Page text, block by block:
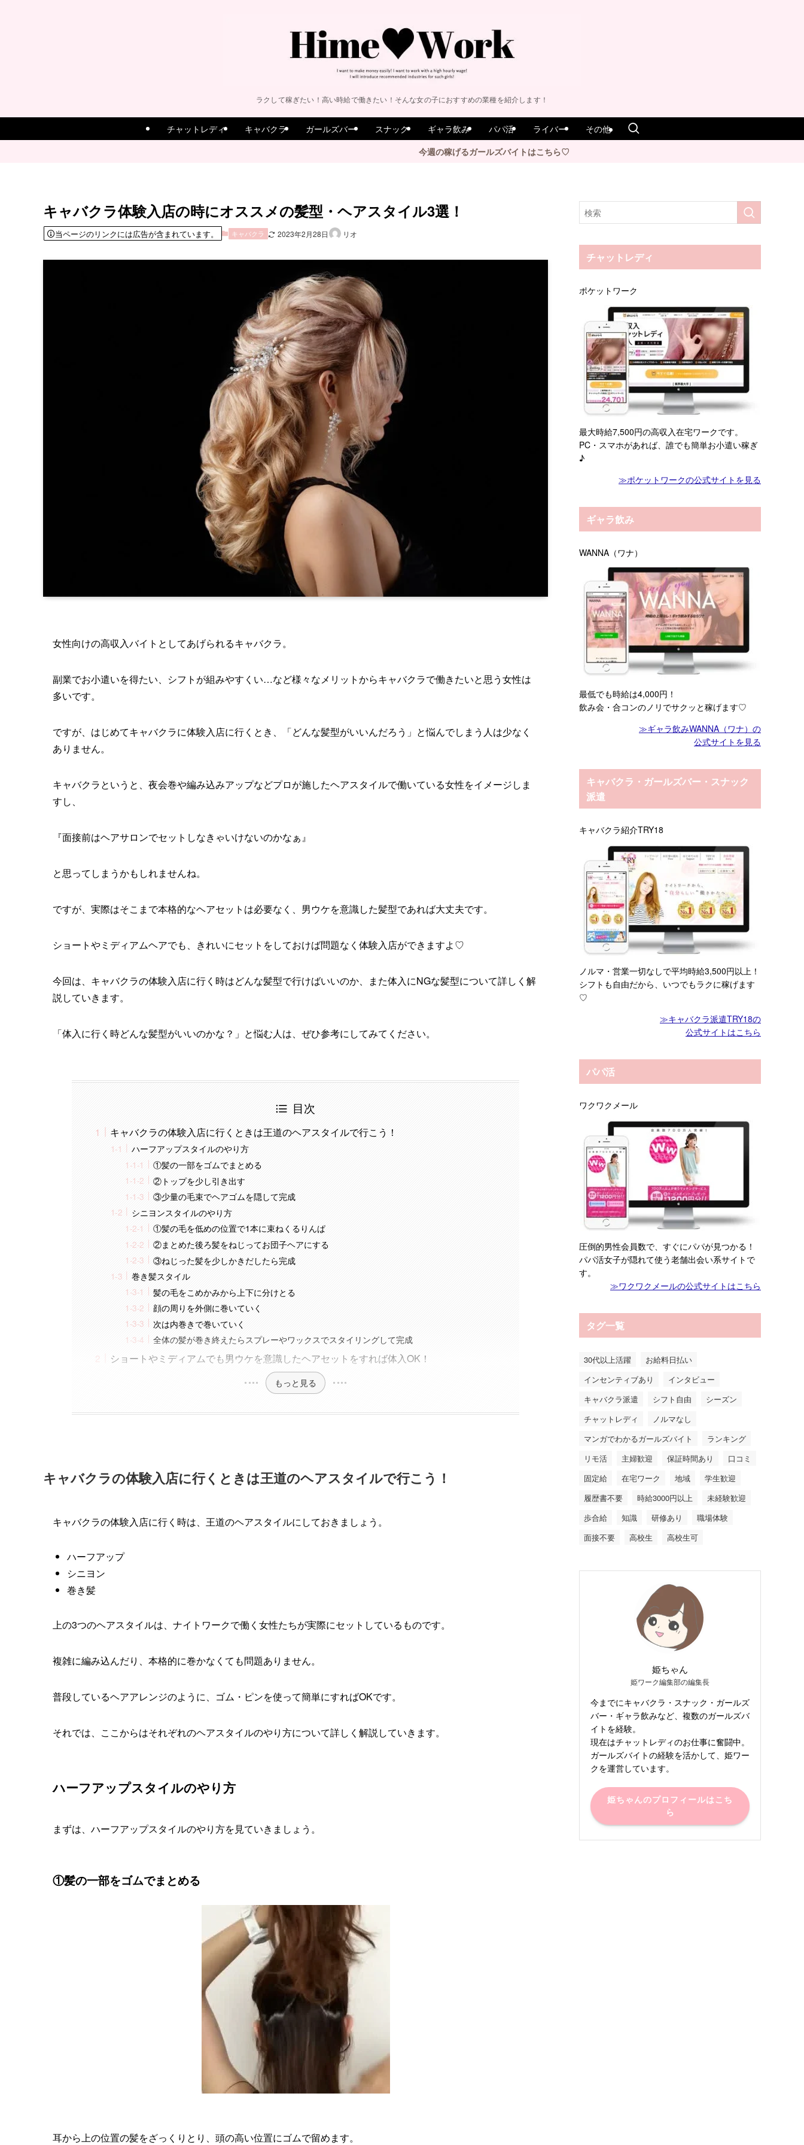
ラクして稼ぎたい！高い時給で働きたい！そんな女の子におすすめの業種を紹介します！
チャットレディ キャバクラ ガールズバー スナック ギャラ飲み パパ活 ライバー
その他
今週の稼げるガールズバイトはこちら♡
キャバクラ体験入店の時にオススメの髪型・ヘアスタイル3選！
当ページのリンクには広告が含まれています。 キャバクラ 2023年2月28日 リオ
女性向けの高収入バイトとしてあげられるキャバクラ。
副業でお小遣いを得たい、シフトが組みやすくい…など様々なメリットからキャバクラで働きたいと思う女性は
多いです。
ですが、はじめてキャバクラに体験入店に行くとき、 「どんな髪型がいいんだろう」 と悩んでしまう人は少なく
ありません。
キャバクラというと、夜会巻や編み込みアップなどプロが施したヘアスタイルで働いている女性をイメージしま
すし、
『面接前はヘアサロンでセットしなきゃいけないのかなぁ』
と思ってしまうかもしれませんね。
ですが、実際はそこまで本格的なヘアセットは必要なく、 男ウケを意識した髪型であれば大丈夫です。
ショートやミディアムヘアでも、きれいにセットをしておけば問題なく体験入店ができますよ♡
今回は、キャバクラの体験入店に行く時はどんな髪型で行けばいいのか、また体入にNGな髪型について詳しく解
説していきます。
「体入に行く時どんな髪型がいいのかな？」と悩む人は、ぜひ参考にしてみてください。
目次
キャバクラの体験入店に行くときは王道のヘアスタイルで行こう！
ハーフアップスタイルのやり方
①髪の一部をゴムでまとめる
②トップを少し引き出す
③少量の毛束でヘアゴムを隠して完成
シニヨンスタイルのやり方
①髪の毛を低めの位置で1本に束ねくるりんぱ
②まとめた後ろ髪をねじってお団子ヘアにする
③ねじった髪を少しかきだしたら完成
巻き髪スタイル
髪の毛をこめかみから上下に分けとる
顔の周りを外側に巻いていく
次は内巻きで巻いていく
全体の髪が巻き終えたらスプレーやワックスでスタイリングして完成
ショートやミディアムでも男ウケを意識したヘアセットをすれば体入OK！
もっと見る
キャバクラの体験入店に行くときは王道のヘアスタイルで行こう！
キャバクラの体験入店に行く時は、王道のヘアスタイルにしておきましょう。
ハーフアップ
シニヨン
巻き髪
上の3つのヘアスタイルは、 ナイトワークで働く女性たちが実際にセット しているものです。
複雑に編み込んだり、 本格的に巻かなくても問題ありません。
普段しているヘアアレンジのように、ゴム・ピンを使って簡単にすればOKです。
それでは、ここからはそれぞれのヘアスタイルのやり方について詳しく解説していきます。
ハーフアップスタイルのやり方
まずは、ハーフアップスタイルのやり方を見ていきましょう。
①髪の一部をゴムでまとめる
耳から上の位置の髪をざっくりとり、頭の高い位置にゴムで留めます。
チャットレディ
ポケットワーク
最大時給7,500円の高収入在宅ワークです。
PC・スマホがあれば、誰でも簡単お小遣い稼ぎ
♪
≫ポケットワークの公式サイトを見る
ギャラ飲み
WANNA（ワナ）
最低でも時給は4,000円！
飲み会・合コンのノリでサクッと稼げます♡
≫ギャラ飲みWANNA（ワナ）の
公式サイトを見る
キャバクラ・ガールズバー・スナック
派遣
キャバクラ紹介TRY18
ノルマ・営業一切なしで平均時給3,500円以上！
シフトも自由だから、いつでもラクに稼げます
♡
≫キャバクラ派遣TRY18の
公式サイトはこちら
パパ活
ワクワクメール
圧倒的男性会員数で、すぐにパパが見つかる！
パパ活女子が隠れて使う老舗出会い系サイトで
す。
≫ワクワクメールの公式サイトはこちら
タグ一覧
30代以上活躍
お給料日払い
インセンティブあり
インタビュー
キャバクラ派遣
シフト自由
シーズン
チャットレディ
ノルマなし
マンガでわかるガールズバイト
ランキング
リモ活
主婦歓迎 保証時間あり
口コミ
固定給
在宅ワーク 地域
学生歓迎
履歴書不要
時給3000円以上
未経験歓迎
歩合給
知識 研修あり
職場体験
面接不要
高校生 高校生可
姫ちゃん
姫ワーク編集部の編集長
今までにキャバクラ・スナック・ガールズ
バー・ギャラ飲みなど、複数のガールズバ
イトを経験。
現在はチャットレディのお仕事に奮闘中。
ガールズバイトの経験を活かして、姫ワー
クを運営しています。
姫ちゃんのプロフィールはこち
ら